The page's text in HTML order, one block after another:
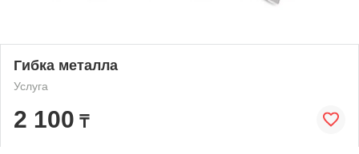
Гибка металла
Услуга
2 100 ₸